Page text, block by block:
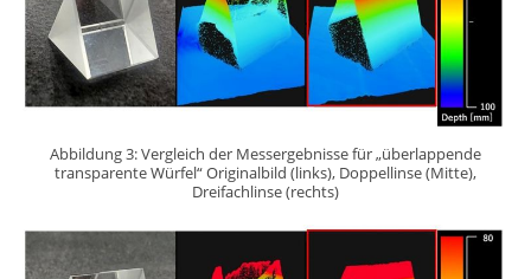
Abbildung 3: Vergleich der Messergebnisse für „überlappende
transparente Würfel“ Originalbild (links), Doppellinse (Mitte),
Dreifachlinse (rechts)